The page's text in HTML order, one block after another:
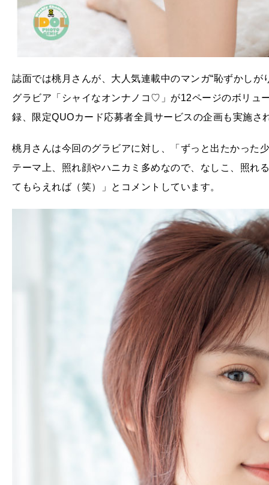
誌面では桃月さんが、大人気連載中のマンガ“恥ずかし
グラビア「シャイなオンナノコ♡」が12ページのボリュ
録、限定QUOカード応募者全員サービスの企画も実施さ
桃月さんは今回のグラビアに対し、「ずっと出たかった
テーマ上、照れ顔やハニカミ多めなので、なしこ、照れ
てもらえれば（笑）」とコメントしています。